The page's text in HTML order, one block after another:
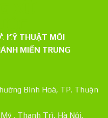
KỸ THUẬT MÔI
MIỀN TRUNG
Bình Hoà, TP. Thuận
, Thanh Trì, Hà Nội.